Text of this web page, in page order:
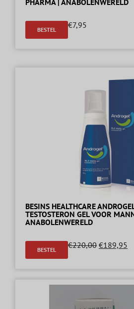
PHARMA | ANABOLENWERELD
BESTEL €7,95
BESINS HEALTHCARE
TESTOSTERON GEL VOOR
ANABOLENWERELD
BESTEL €220,00 €189,95